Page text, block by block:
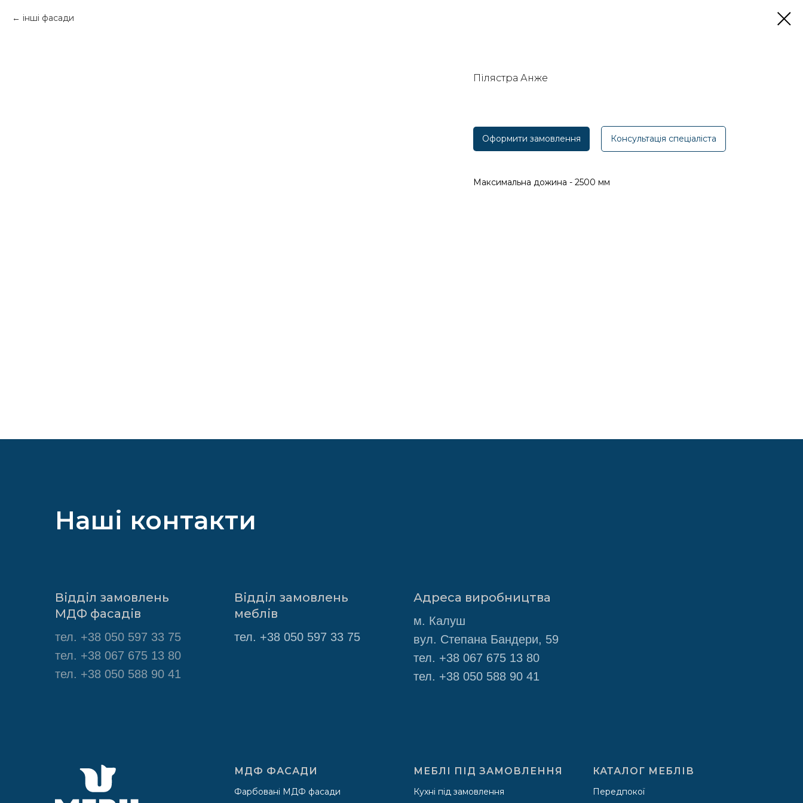
інші фасади
Пілястра Анже
Оформити замовлення Консультація спеціаліста
Максимальна дожина - 2500 мм
Наші контакти
Відділ замовлень
МДФ фасадів
тел. +38 050 597 33 75
тел. +38 067 675 13 80
тел. +38 050 588 90 41
Відділ замовлень
меблів
тел. +38 050 597 33 75
Адреса виробництва
м. Калуш
вул. Степана Бандери, 59
тел. +38 067 675 13 80
тел. +38 050 588 90 41
МДФ ФАСАДИ
Фарбовані МДФ фасади
МЕБЛІ ПІД ЗАМОВЛЕННЯ
Кухні під замовлення
КАТАЛОГ МЕБЛІВ
Передпокої